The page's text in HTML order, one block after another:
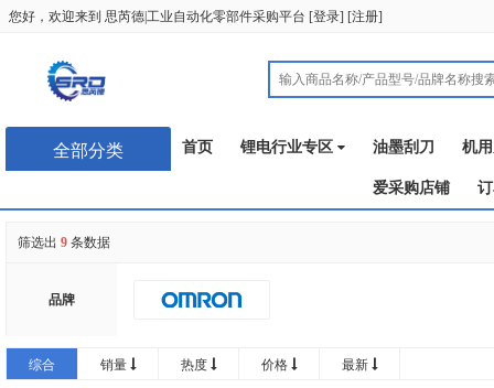
您好，欢迎来到 思芮德|工业自动化零部件采购平台 [登录] [注册]
全部分类 首页 锂电行业专区 油墨刮刀 机
爱采购店铺
筛选出 9 条数据
品牌
综合 销量 热度 价格 最新